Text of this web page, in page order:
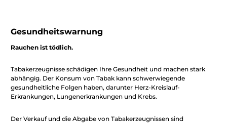
Gesundheitswarnung
Rauchen ist tödlich.
Tabakerzeugnisse schädigen Ihre Gesundheit und machen stark
abhängig. Der Konsum von Tabak kann schwerwiegende
gesundheitliche Folgen haben, darunter Herz-Kreislauf-
Erkrankungen, Lungenerkrankungen und Krebs.
Der Verkauf und die Abgabe von Tabakerzeugnissen sind